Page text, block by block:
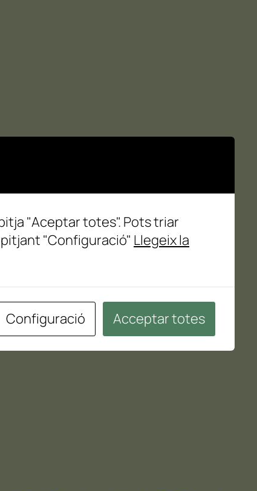
"Aceptar totes". Pots triar
"Configuració" Llegeix la
Configuració Acceptar totes